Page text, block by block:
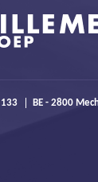
BE - 2800